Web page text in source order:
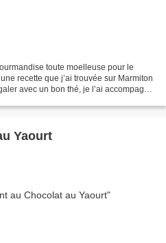
toute moelleuse pour le
recette que j’ai trouvée sur Marmiton
avec un bon thé, je l’ai accompagné
Yaourt